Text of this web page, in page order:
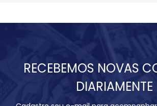
RECEBEMOS NOVAS
DIARIAMENTE